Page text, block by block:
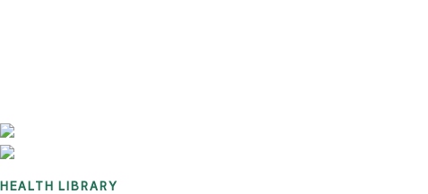
HEALTH LIBRARY